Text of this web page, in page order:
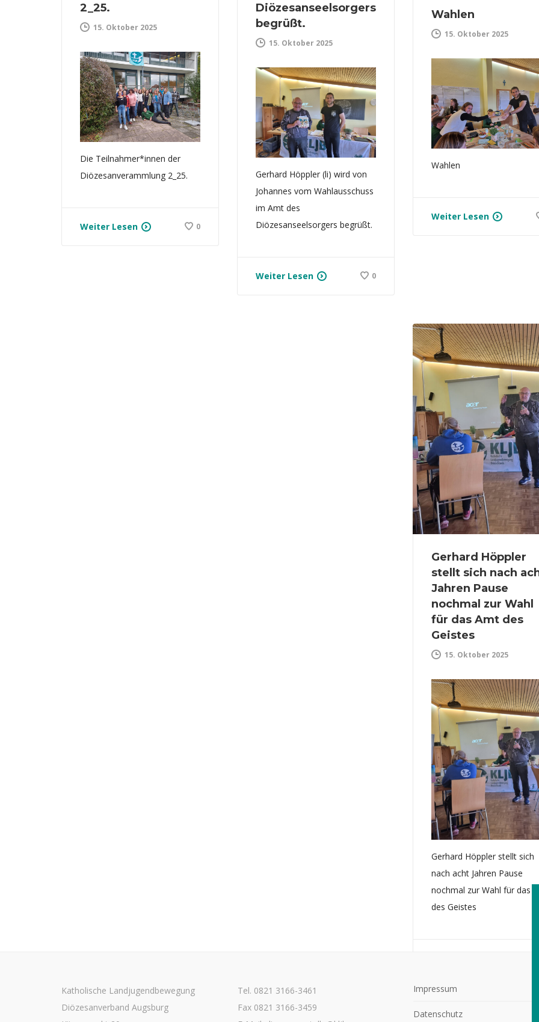
2_25.
15. Oktober 2025
Die Teilnahmer*innen der
Diözesanverammlung 2_25.
Weiter Lesen 0
Diözesanseelsorgers
begrüßt.
15. Oktober 2025
Gerhard Höppler (li) wird von
Johannes vom Wahlausschuss
im Amt des
Diözesanseelsorgers begrüßt.
Weiter Lesen 0
Wahlen
15. Oktober 2025
Wahlen
Weiter Lesen
Gerhard Höppler
stellt sich nach
Jahren Pause
nochmal zur Wahl
für das Amt des
Geistes
15. Oktober 2025
Gerhard Höppler stellt sich
nach acht Jahren Pause
nochmal zur Wahl für das
des Geistes
Katholische Landjugendbewegung
Diözesanverband Augsburg
Tel. 0821 3166-3461
Fax 0821 3166-3459
Impressum
Datenschutz